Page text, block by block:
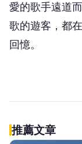
愛的歌手遠道
歌的遊客， 都
回憶。
推薦文章